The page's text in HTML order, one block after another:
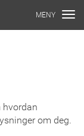
hvordan
om deg.